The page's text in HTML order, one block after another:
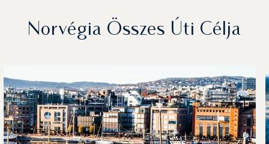
Norvégia Összes Úti Célja